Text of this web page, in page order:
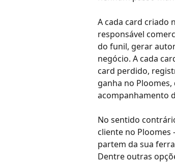
A cada card criado
responsável
do funil, gerar
negócio. A cada
card perdido,
ganha no
acompanhamento
No sentido
cliente no Ploomes
partem da sua
Dentre outras